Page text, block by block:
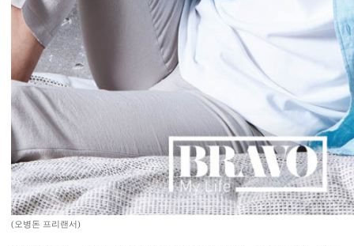
(오병돈 프리랜서)